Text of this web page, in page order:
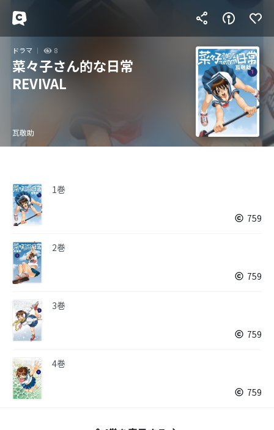
ドラマ 8
菜々子さん的な日常
REVIVAL
瓦敬助
1巻
759
2巻
759
3巻
759
4巻
759